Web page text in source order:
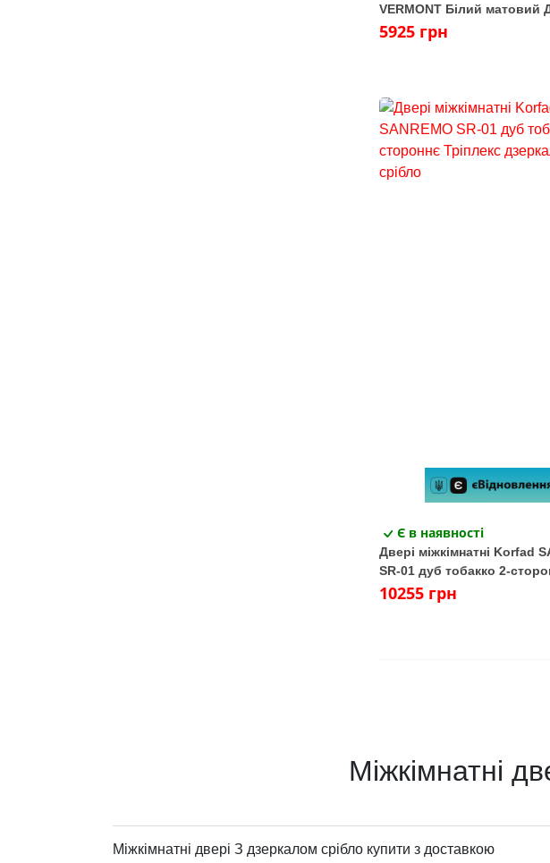
VERMONT Білий матовий
срібне/Глухе
5925 грн
Є в наявності
Двері міжкімнатні Korfad
SR-01 дуб тобакко 2-
Тріплекс дзеркало срібло
10255 грн
Міжкімнатні
Міжкімнатні двері З дзеркалом срібло купити з доставкою